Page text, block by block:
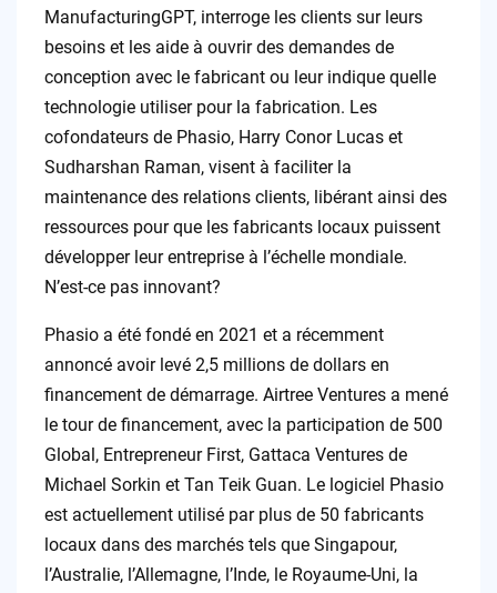
ManufacturingGPT, interroge les clients sur leurs
besoins et les aide à ouvrir des demandes de
conception avec le fabricant ou leur indique quelle
technologie utiliser pour la fabrication. Les
cofondateurs de Phasio, Harry Conor Lucas et
Sudharshan Raman, visent à faciliter la
maintenance des relations clients, libérant ainsi des
ressources pour que les fabricants locaux puissent
développer leur entreprise à l’échelle mondiale.
N’est-ce pas innovant?
Phasio a été fondé en 2021 et a récemment
annoncé avoir levé 2,5 millions de dollars en
financement de démarrage. Airtree Ventures a mené
le tour de financement, avec la participation de 500
Global, Entrepreneur First, Gattaca Ventures de
Michael Sorkin et Tan Teik Guan. Le logiciel Phasio
est actuellement utilisé par plus de 50 fabricants
locaux dans des marchés tels que Singapour,
l’Australie, l’Allemagne, l’Inde, le Royaume-Uni, la